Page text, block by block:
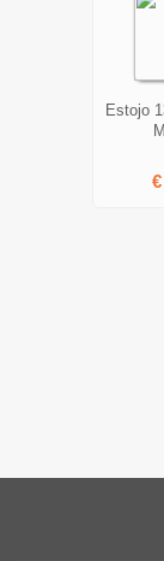
Estojo